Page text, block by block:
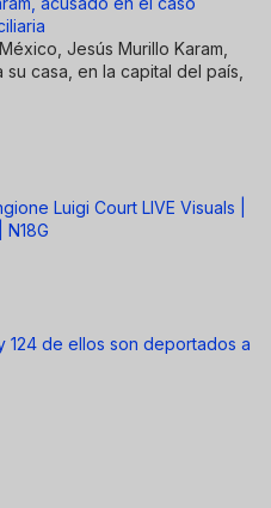
Jesús Murillo Karam,
casa, en la capital del país,
Luigi Court LIVE Visuals |
124 de ellos son deportados a